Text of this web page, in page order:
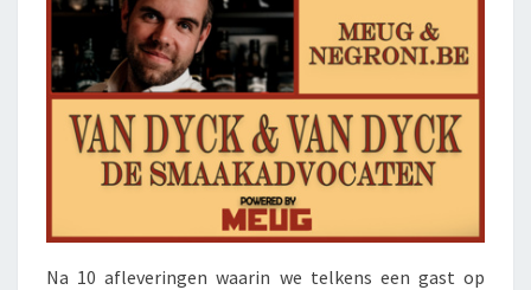
Na 10 afleveringen waarin we telkens een gast op